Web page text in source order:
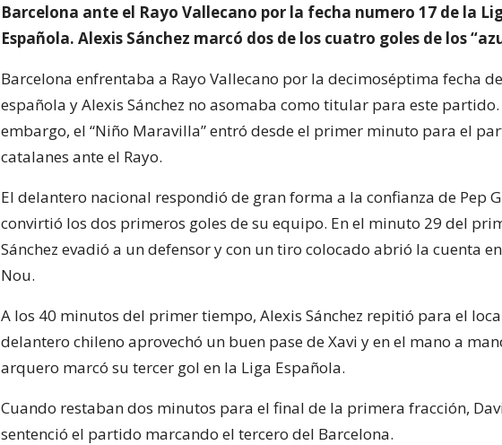
Barcelona ante el Rayo Vallecano por la fecha numero 17 de la
Española. Alexis Sánchez marcó dos de los cuatro goles de los
Barcelona enfrentaba a Rayo Vallecano por la decimoséptima fecha
española y Alexis Sánchez no asomaba como titular para este partido.
embargo, el “Niño Maravilla” entró desde el primer minuto para el
catalanes ante el Rayo.
El delantero nacional respondió de gran forma a la confianza de Pep
convirtió los dos primeros goles de su equipo. En el minuto 29 del
Sánchez evadió a un defensor y con un tiro colocado abrió la cuenta
Nou.
A los 40 minutos del primer tiempo, Alexis Sánchez repitió para el
delantero chileno aprovechó un buen pase de Xavi y en el mano a
arquero marcó su tercer gol en la Liga Española.
Cuando restaban dos minutos para el final de la primera fracción,
sentenció el partido marcando el tercero del Barcelona.